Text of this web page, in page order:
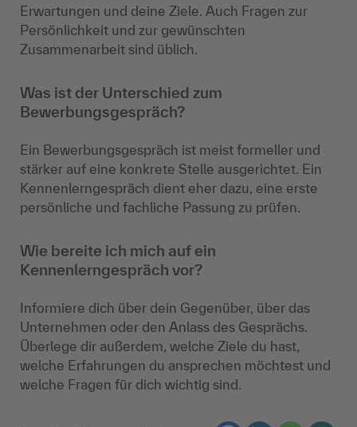
Erwartungen und deine Ziele. Auch Fragen zur
Persönlichkeit und zur gewünschten
Zusammenarbeit sind üblich.
Was ist der Unterschied zum
Bewerbungsgespräch?
Ein Bewerbungsgespräch ist meist formeller und
stärker auf eine konkrete Stelle ausgerichtet. Ein
Kennenlerngespräch dient eher dazu, eine erste
persönliche und fachliche Passung zu prüfen.
Wie bereite ich mich auf ein
Kennenlerngespräch vor?
Informiere dich über dein Gegenüber, über das
Unternehmen oder den Anlass des Gesprächs.
Überlege dir außerdem, welche Ziele du hast,
welche Erfahrungen du ansprechen möchtest und
welche Fragen für dich wichtig sind.